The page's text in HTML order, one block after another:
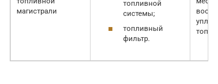
магистрали
топливной
системы;
топливный
фильтр.